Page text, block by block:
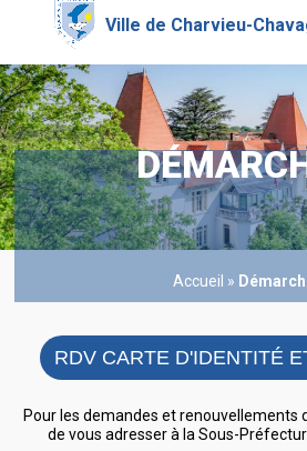
content
Accueil »
RDV CARTE D'IDENTITÉ
Pour les demandes et renouvellements
de vous adresser à la Sous-